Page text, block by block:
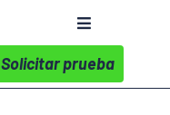
Toggle
Navigation
Solicitar prueba